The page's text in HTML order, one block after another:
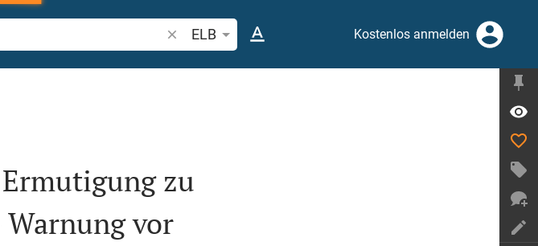
Bibelstelle oder Begriff suchen
ELB Kostenlos anmelden
zu
vor